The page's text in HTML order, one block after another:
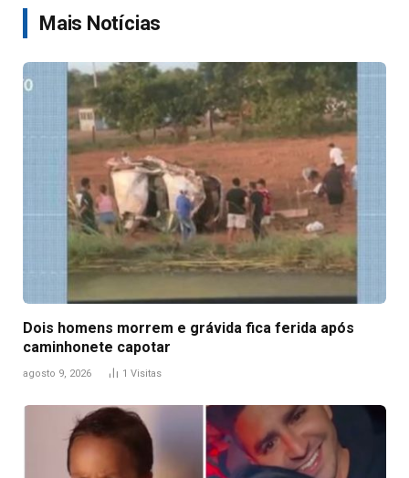
Mais Notícias
Dois homens morrem e grávida fica ferida após
caminhonete capotar
agosto 9, 2026 1 Visitas